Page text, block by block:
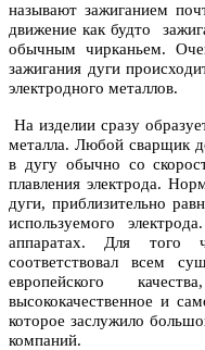
называют зажиганием
движение как будто
обычным чирканьем.
зажигания дуги
электродного металлов.
На изделии сразу
металла. Любой сварщик
в дугу обычно со
плавления электрода.
дуги, приблизительно
используемого
аппаратах. Для того
соответствовал всем
европейского
высококачественное и
которое заслужило
компаний.